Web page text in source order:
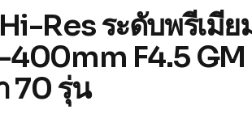
Res ระดับพรีเมีย
400mm F4.5 GM
70 รุ่น